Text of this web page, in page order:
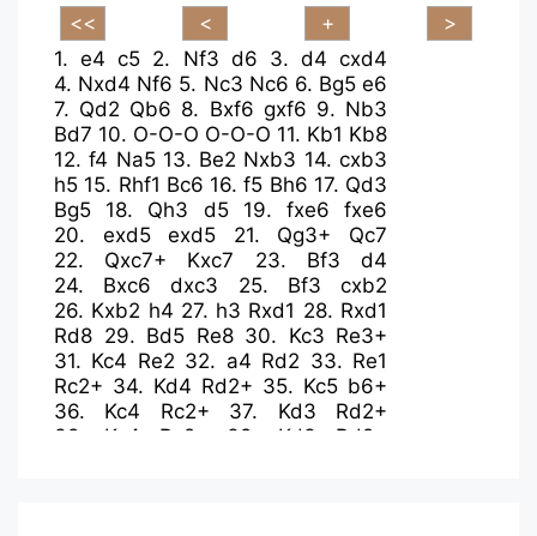
1.e4 c5 2. Nf3 d6 3. d4 cxd4
4. Nxd4 Nf6 5. Nc3 Nc6 6. Bg5 e6
7. Qd2 Qb6 8. Bxf6 gxf6 9. Nb3
Bd7 10. O-O-O O-O-O 11. Kb1 Kb8
12.f4 Na5 13. Be2 Nxb3 14.cxb3
h5 15. Rhf1 Bc6 16.f5 Bh6 17. Qd3
Bg5
18. Qh3 d5 19. fxe6
fxe6
20. exd5 exd5 21. Qg3+
Qc7
22. Qxc7+ Kxc7 23. Bf3
d4
24. Bxc6 dxc3 25. Bf3
cxb2
26. Kxb2 h4 27. h3 Rxd1 28. Rxd1
Rd8 29. Bd5 Re8 30. Kc3 Re3+
31. Kc4 Re2 32. a4 Rd2 33. Re1
Rc2+ 34. Kd4 Rd2+ 35. Kc5 b6+
36. Kc4 Rc2+ 37. Kd3
Rd2+
38. Kc4 Rc2+ 39. Kd3
Rd2+